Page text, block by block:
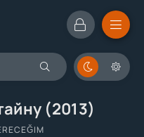
(2013)